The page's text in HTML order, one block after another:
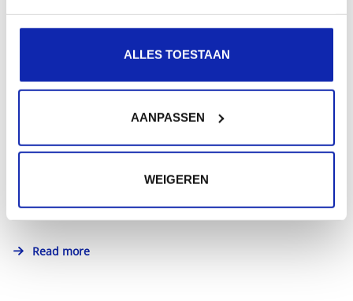
ALLES TOESTAAN
AANPASSEN
WEIGEREN
Read more